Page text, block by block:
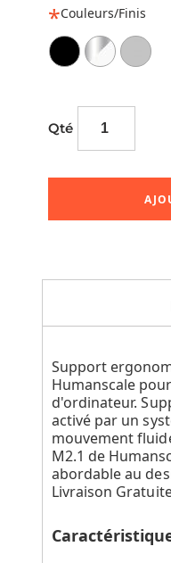
Couleurs/Finis
Qté
Support
Humanscale
d'ordinateur.
activé par un
mouvement
M2.1 de
abordable au
Livraison